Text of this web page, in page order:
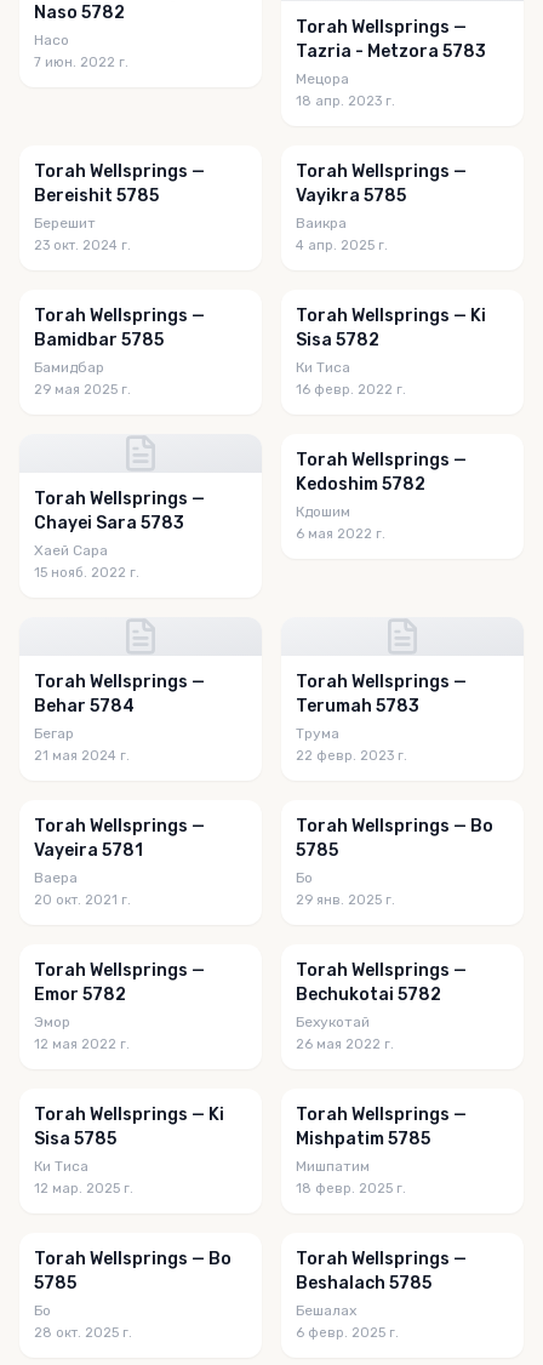
Naso 5782
Насо
7 июн. 2022 г.
Torah Wellsprings —
Tazria - Metzora 5783
Мецора
18 апр. 2023 г.
Torah Wellsprings —
Bereishit 5785
Берешит
23 окт. 2024 г.
Torah Wellsprings —
Vayikra 5785
Ваикра
4 апр. 2025 г.
Torah Wellsprings —
Bamidbar 5785
Бамидбар
29 мая 2025 г.
Torah Wellsprings — Ki
Sisa 5782
Ки Тиса
16 февр. 2022 г.
Torah Wellsprings —
Chayei Sara 5783
Хаей Сара
15 нояб. 2022 г.
Torah Wellsprings —
Kedoshim 5782
Кдошим
6 мая 2022 г.
Torah Wellsprings —
Behar 5784
Бегар
21 мая 2024 г.
Torah Wellsprings —
Terumah 5783
Трума
22 февр. 2023 г.
Torah Wellsprings —
Vayeira 5781
Ваера
20 окт. 2021 г.
Torah Wellsprings — Bo
5785
Бо
29 янв. 2025 г.
Torah Wellsprings —
Emor 5782
Эмор
12 мая 2022 г.
Torah Wellsprings —
Bechukotai 5782
Бехукотай
26 мая 2022 г.
Torah Wellsprings — Ki
Sisa 5785
Ки Тиса
12 мар. 2025 г.
Torah Wellsprings —
Mishpatim 5785
Мишпатим
18 февр. 2025 г.
Torah Wellsprings — Bo
5785
Бо
28 окт. 2025 г.
Torah Wellsprings —
Beshalach 5785
Бешалах
6 февр. 2025 г.